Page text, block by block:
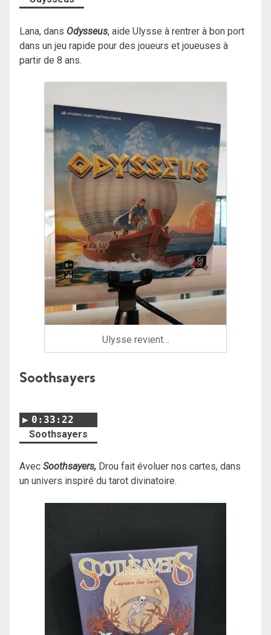
Lana, dans Odysseus, aide Ulysse à rentrer à bon port
dans un jeu rapide pour des joueurs et joueuses à
partir de 8 ans.
Ulysse revient…
Soothsayers
0:33:22
Soothsayers
Avec Soothsayers, Drou fait évoluer nos cartes, dans
un univers inspiré du tarot divinatoire.